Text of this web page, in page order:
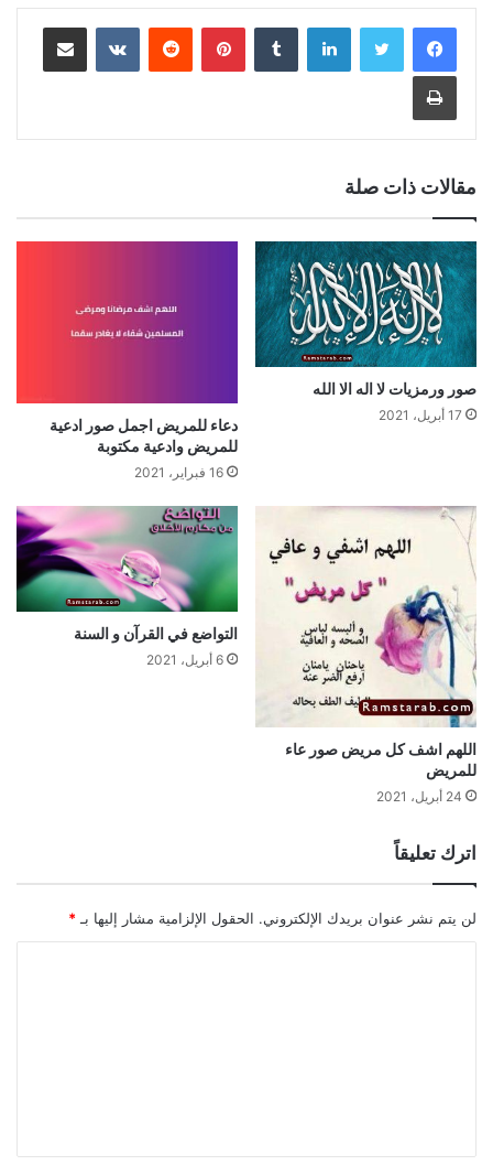
لينكدإن بينتيريست مشاركة عبر البريد
طباعة
مقالات ذات صلة
صور ورمزيات لا اله الا الله
17 أبريل، 2021
دعاء للمريض اجمل صور ادعية
للمريض وادعية مكتوبة
16 فبراير، 2021
اللهم اشف كل مريض صور عاء
للمريض
24 أبريل، 2021
التواضع في القرآن و السنة
6 أبريل، 2021
اترك تعليقاً
لن يتم نشر عنوان بريدك الإلكتروني. الحقول الإلزامية مشار إليها بـ *
ق